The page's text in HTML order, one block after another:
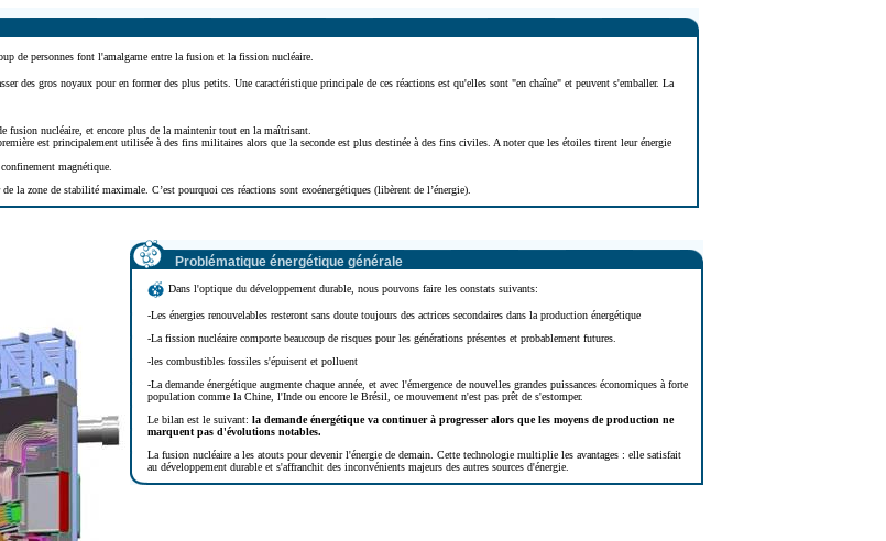
de personnes font l'amalgame entre la fusion et la fission nucléaire.
des gros noyaux pour en former des plus petits. Une caractéristique principale de ces réactions est qu'elles sont "en chaîne" et peuvent s'emballer. La
nucléaire, et encore plus de la maintenir tout en la maîtrisant.
est principalement utilisée à des fins militaires alors que la seconde est plus destinée à des fins civiles. A noter que les étoiles tirent leur énergie
magnétique.
la zone de stabilité maximale. C’est pourquoi ces réactions sont exoénergétiques (libèrent de l’énergie).
Problématique énergétique générale
Dans l'optique du développement durable, nous pouvons faire les constats suivants:
-Les énergies renouvelables resteront sans doute toujours des actrices secondaires dans la production énergétique
-La fission nucléaire comporte beaucoup de risques pour les générations présentes et probablement futures.
-les combustibles fossiles s'épuisent et polluent
-La demande énergétique augmente chaque année, et avec l'émergence de nouvelles grandes puissances économiques à forte
population comme la Chine, l'Inde ou encore le Brésil, ce mouvement n'est pas prêt de s'estomper.
Le bilan est le suivant: la demande énergétique va continuer à progresser alors que les moyens de production ne
marquent pas d'évolutions notables.
La fusion nucléaire a les atouts pour devenir l'énergie de demain. Cette technologie multiplie les avantages : elle satisfait
au développement durable et s'affranchit des inconvénients majeurs des autres sources d'énergie.